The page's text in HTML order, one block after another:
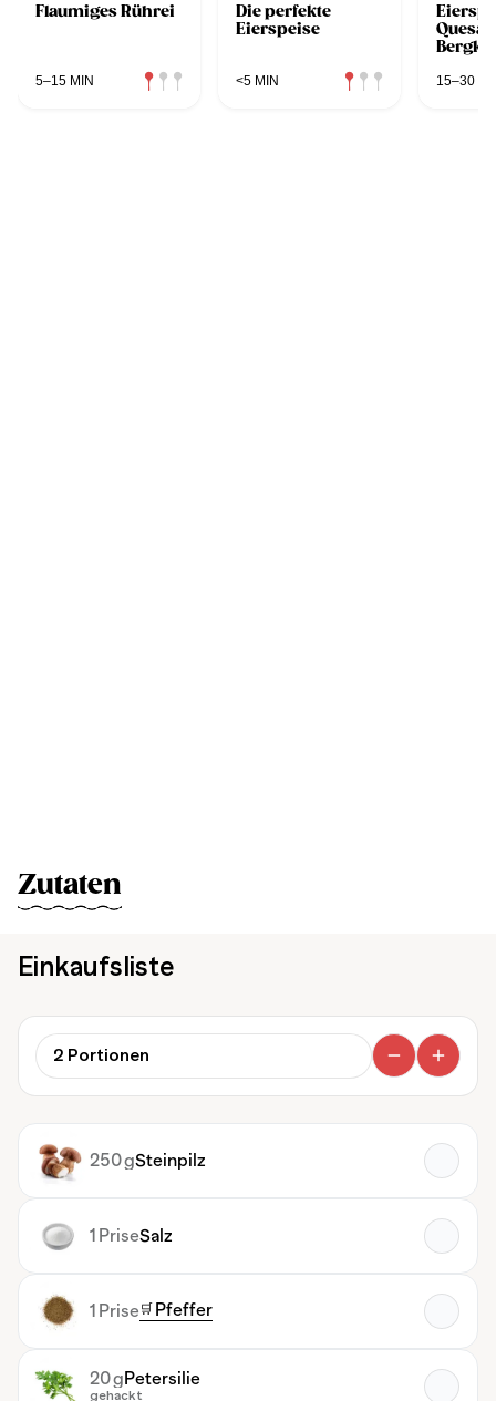
Flaumiges Rührei
5–15 MIN
Die perfekte
Eierspeise
<5 MIN 15–30
Zutaten